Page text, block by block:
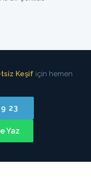
Keşifiçin hemen
23
Yaz